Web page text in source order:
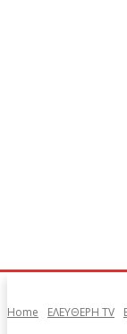
Home ΕΛΕΥΘΕΡΗ ΤV